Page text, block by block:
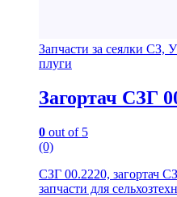
Запчасти за сеялки СЗ,
плуги
Загортач СЗГ
0 out of 5
(0)
СЗГ 00.2220, загортач
запчасти для